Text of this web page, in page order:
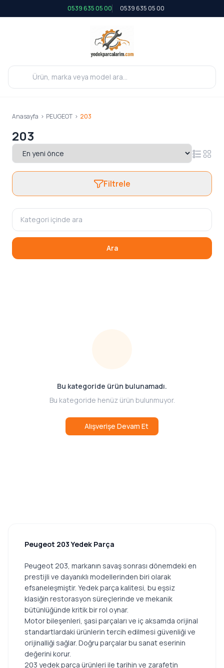
0539 635 05 00 0539 635 05 00
Anasayfa > PEUGEOT > 203
203
Filtrele
Ara
Bu kategoride ürün bulunamadı.
Bu kategoride henüz ürün bulunmuyor.
Alışverişe Devam Et
Peugeot 203 Yedek Parça
Peugeot 203, markanın savaş sonrası dönemdeki en
prestijli ve dayanıklı modellerinden biri olarak
efsaneleşmiştir. Yedek parça kalitesi, bu eşsiz
klasiğin restorasyon süreçlerinde ve mekanik
bütünlüğünde kritik bir rol oynar.
Motor bileşenleri, şasi parçaları ve iç aksamda orijinal
standartlardaki ürünlerin tercih edilmesi güvenliği ve
orijinalliği sağlar. Doğru parçalar bu sanat eserinin
değerini korur.
203 yedek parça ürünleri ile tarihin ve zarafetin